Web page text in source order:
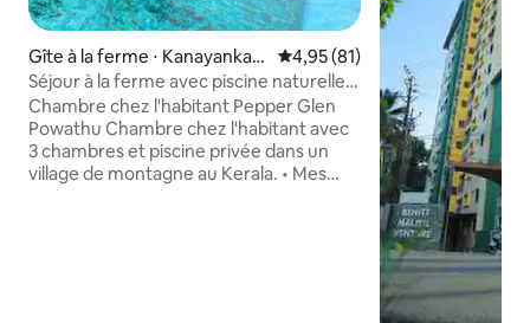
Gîte à la ferme ⋅ Kanayankav
ayal
Évaluation moyenne sur la
4,95 (81)
Séjour à la ferme avec piscine naturelle
privée en pierre au Kerala
Chambre chez l'habitant Pepper Glen
Powathu Chambre chez l'habitant avec
3 chambres et piscine privée dans un
village de montagne au Kerala. • Mes